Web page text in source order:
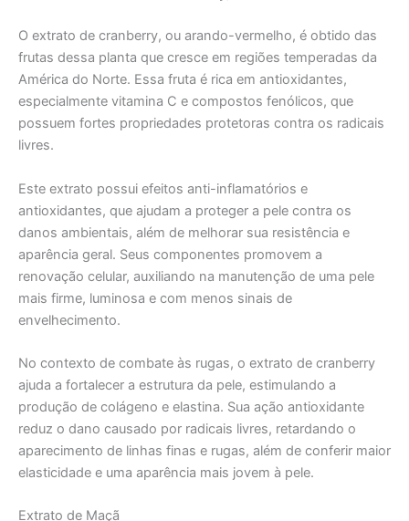
O extrato de cranberry, ou arando-vermelho, é obtido das
frutas dessa planta que cresce em regiões temperadas da
América do Norte. Essa fruta é rica em antioxidantes,
especialmente vitamina C e compostos fenólicos, que
possuem fortes propriedades protetoras contra os radicais
livres.
Este extrato possui efeitos anti-inflamatórios e
antioxidantes, que ajudam a proteger a pele contra os
danos ambientais, além de melhorar sua resistência e
aparência geral. Seus componentes promovem a
renovação celular, auxiliando na manutenção de uma pele
mais firme, luminosa e com menos sinais de
envelhecimento.
No contexto de combate às rugas, o extrato de cranberry
ajuda a fortalecer a estrutura da pele, estimulando a
produção de colágeno e elastina. Sua ação antioxidante
reduz o dano causado por radicais livres, retardando o
aparecimento de linhas finas e rugas, além de conferir maior
elasticidade e uma aparência mais jovem à pele.
Extrato de Maçã